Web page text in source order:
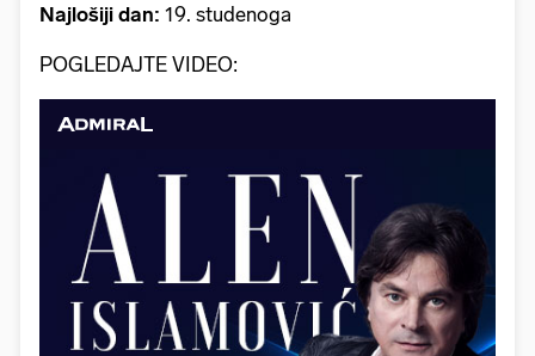
Najlošiji dan: 19. studenoga
POGLEDAJTE VIDEO: